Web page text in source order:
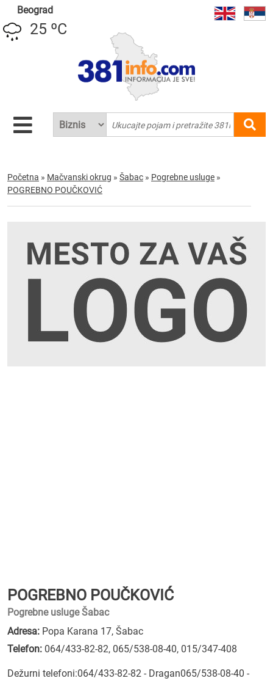
Beograd
25 ºC
Početna » Mačvanski okrug » Šabac » Pogrebne usluge »
POGREBNO POUČKOVIĆ
POGREBNO POUČKOVIĆ
Pogrebne usluge Šabac
Adresa: Popa Karana 17, Šabac
Telefon: 064/433-82-82, 065/538-08-40, 015/347-408
Dežurni telefoni:064/433-82-82 - Dragan065/538-08-40 -